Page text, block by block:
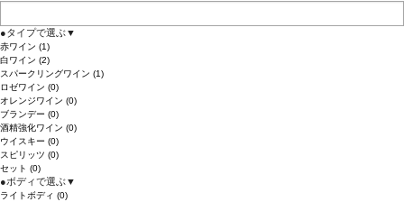
●タイプで選ぶ▼
赤ワイン (1)
白ワイン (2)
スパークリングワイン (1)
ロゼワイン (0)
オレンジワイン (0)
ブランデー (0)
酒精強化ワイン (0)
ウイスキー (0)
スピリッツ (0)
セット (0)
●ボディで選ぶ▼
ライトボディ (0)